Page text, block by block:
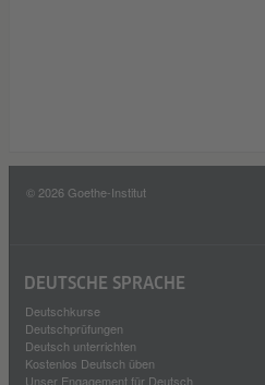
© 2026 Goethe-Institut
DEUTSCHE SPRACHE
Deutschkurse
Deutschprüfungen
Deutsch unterrichten
Kostenlos Deutsch üben
Unser Engagement für Deutsch